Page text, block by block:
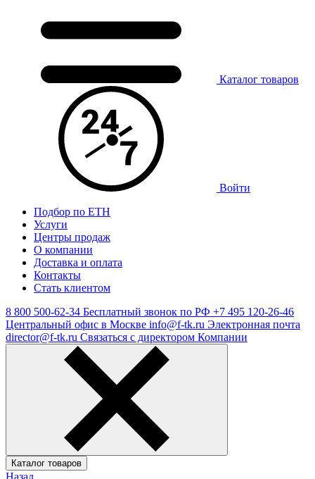
Каталог товаров
Войти
Подбор по ЕТН
Услуги
Центры продаж
О компании
Доставка и оплата
Контакты
Стать клиентом
8 800 500-62-34 Бесплатный звонок по РФ +7 495 120-26-46
Центральный офис в Москве info@f-tk.ru Электронная почта
director@f-tk.ru Связаться с директором Компании
Каталог товаров
Назад